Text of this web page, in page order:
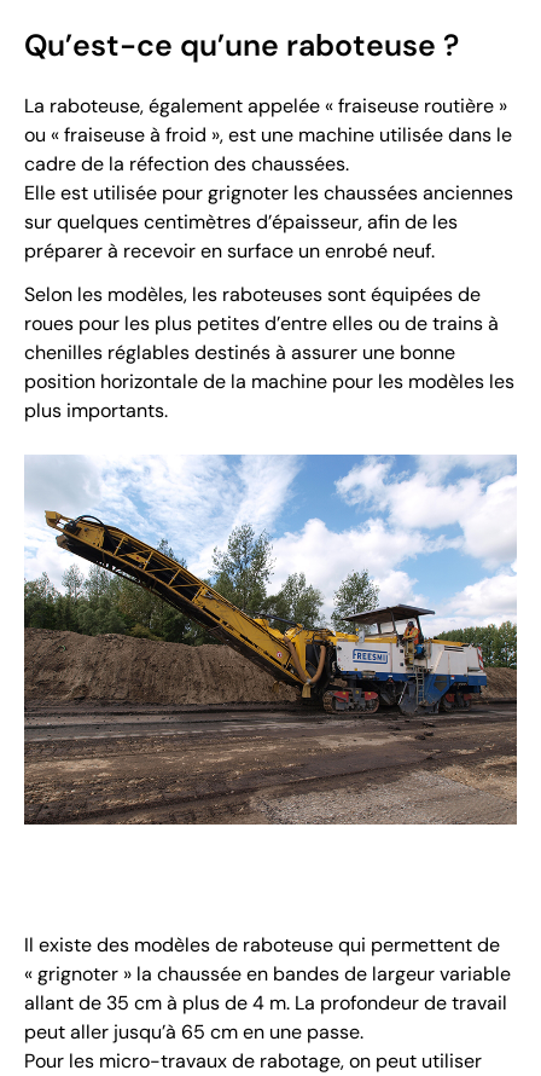
Qu’est-ce qu’une raboteuse ?
La raboteuse, également appelée « fraiseuse routière »
ou « fraiseuse à froid », est une machine utilisée dans le
cadre de la réfection des chaussées.
Elle est utilisée pour grignoter les chaussées anciennes
sur quelques centimètres d’épaisseur, afin de les
préparer à recevoir en surface un enrobé neuf.
Selon les modèles, les raboteuses sont équipées de
roues pour les plus petites d’entre elles ou de trains à
chenilles réglables destinés à assurer une bonne
position horizontale de la machine pour les modèles les
plus importants.
Il existe des modèles de raboteuse qui permettent de
« grignoter » la chaussée en bandes de largeur variable
allant de 35 cm à plus de 4 m. La profondeur de travail
peut aller jusqu’à 65 cm en une passe.
Pour les micro-travaux de rabotage, on peut utiliser